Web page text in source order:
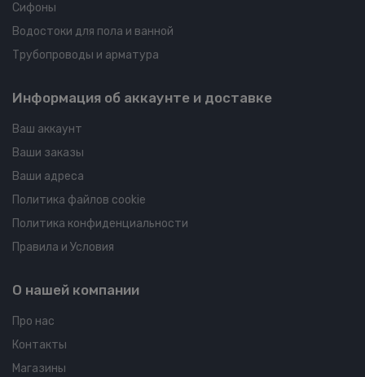
Сифоны
Водостоки для пола и ванной
Трубопроводы и арматура
Информация об аккаунте и доставке
Ваш аккаунт
Ваши заказы
Ваши адреса
Политика файлов cookie
Политика конфиденциальности
Правила и Условия
О нашей компании
Про нас
Контакты
Магазины